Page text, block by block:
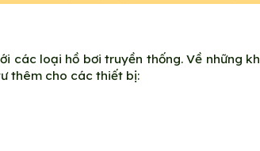
các loại hồ bơi truyền thống. Về những
thêm cho các thiết bị: